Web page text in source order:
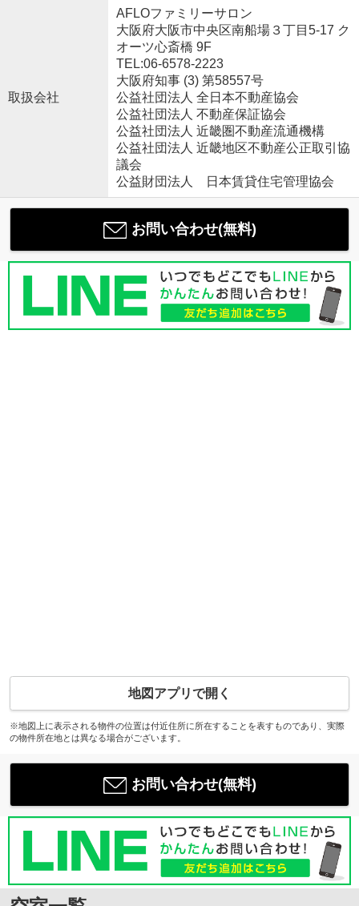
取扱会社
AFLOファミリーサロン
大阪府大阪市中央区南船場３丁目5-17 ク
オーツ心斎橋 9F
TEL:06-6578-2223
大阪府知事 (3) 第58557号
公益社団法人 全日本不動産協会
公益社団法人 不動産保証協会
公益社団法人 近畿圏不動産流通機構
公益社団法人 近畿地区不動産公正取引協
議会
公益財団法人 日本賃貸住宅管理協会
お問い合わせ(無料)
地図アプリで開く
※地図上に表示される物件の位置は付近住所に所在することを表すものであり、実際
の物件所在地とは異なる場合がございます。
お問い合わせ(無料)